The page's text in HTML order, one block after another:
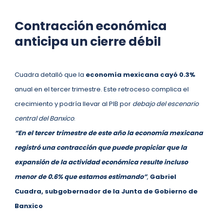
Contracción económica
anticipa un cierre débil
Cuadra detalló que la economía mexicana cayó 0.3%
anual en el tercer trimestre. Este retroceso complica el
crecimiento y podría llevar al PIB por debajo del escenario
central del Banxico.
“En el tercer trimestre de este año la economía mexicana
registró una contracción que puede propiciar que la
expansión de la actividad económica resulte incluso
menor de 0.6% que estamos estimando”, Gabriel
Cuadra, subgobernador de la Junta de Gobierno de
Banxico